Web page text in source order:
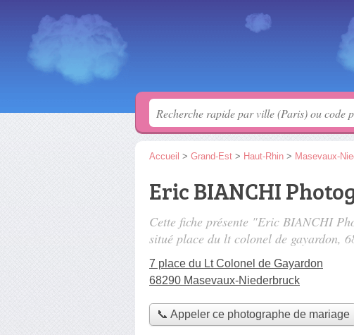
Accueil > Grand-Est > Haut-Rhin > Masevaux-
Eric BIANCHI
Cette fiche présente "Eric BIANCHI
situé place du lt colonel de gayardon,
7 place du Lt Colonel de Gayardon
68290 Masevaux-Niederbruck
📞 Appeler ce photographe de mariage